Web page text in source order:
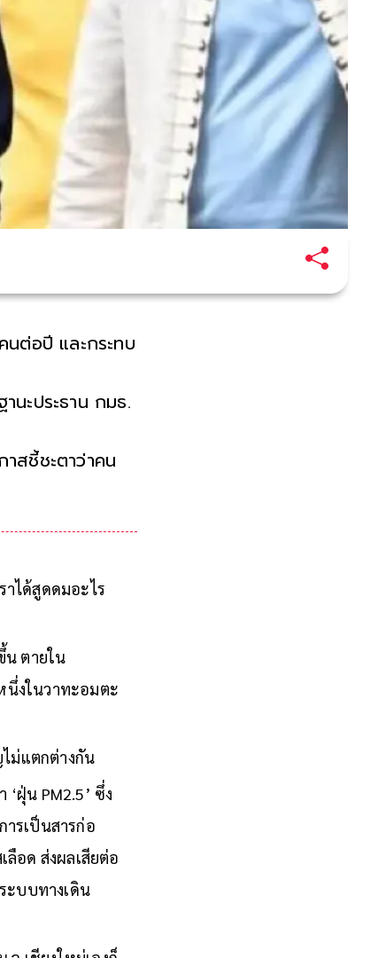
นต่อปี และกระทบ
นะประธาน กมธ.
สชี้ชะตาว่าคน
ได้สูดดมอะไร
น ตายใน
นึ่งในวาทะอมตะ
ไม่แตกต่างกัน
ฝุ่น PM2.5’ ซึ่ง
รเป็นสารก่อ
ลือด ส่งผลเสียต่อ
ะบบทางเดิน